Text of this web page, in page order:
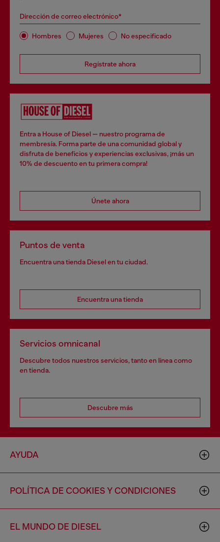
Dirección de correo electrónico*
Hombres Mujeres No especificado
Regístrate ahora
Entra a House of Diesel — nuestro programa de
membresía. Forma parte de una comunidad global y
disfruta de beneficios y experiencias exclusivas, ¡más un
10% de descuento en tu primera compra!
Únete ahora
Puntos de venta
Encuentra una tienda Diesel en tu ciudad.
Encuentra una tienda
Servicios omnicanal
Descubre todos nuestros servicios, tanto en línea como
en tienda.
Descubre más
AYUDA
POLÍTICA DE COOKIES Y CONDICIONES
EL MUNDO DE DIESEL